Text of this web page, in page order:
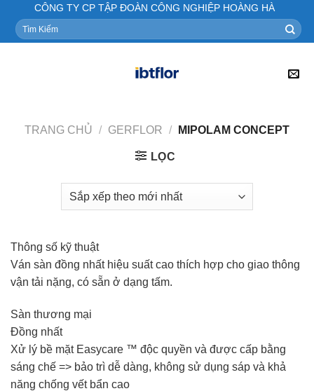
content
CÔNG TY CP TẬP ĐOÀN CÔNG NGHIỆP HOÀNG HÀ
Tìm
kiếm:
TRANG CHỦ / GERFLOR / MIPOLAM CONCEPT
LỌC
Thông số kỹ thuật
Ván sàn đồng nhất hiệu suất cao thích hợp cho giao thông
vận tải nặng, có sẵn ở dạng tấm.
Sàn thương mại
Đồng nhất
Xử lý bề mặt Easycare ™ độc quyền và được cấp bằng
sáng chế => bảo trì dễ dàng, không sử dụng sáp và khả
năng chống vết bẩn cao